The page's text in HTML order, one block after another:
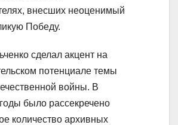
внесших неоценимый
Победу.
сделал акцент на
потенциале темы
войны. В
было рассекречено
количество архивных